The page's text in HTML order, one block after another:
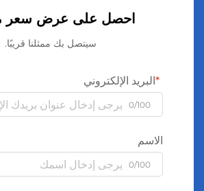
احصل على عرض سعر
سيتصل بك ممثلنا قريبًا.
البريد الإلكتروني
0/100
الاسم
0/100